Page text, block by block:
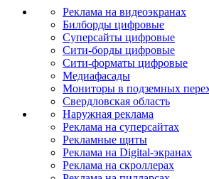
Реклама на видеоэкранах
Билборды цифровые
Суперсайты цифровые
Сити-борды цифровые
Сити-форматы цифровые
Медиафасады
Мониторы в подземных
Свердловская область
Наружная реклама
Реклама на суперсайтах
Рекламные щиты
Реклама на Digital-экранах
Реклама на скроллерах